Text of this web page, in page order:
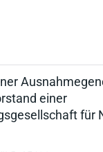
einer
für